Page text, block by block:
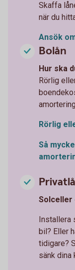
Skaffa
när du
Ansök
Bolån
Hur ska
Rörlig
Rörlig
Så
Solceller
Installera
bil? Eller
tidigare?
sänk dina